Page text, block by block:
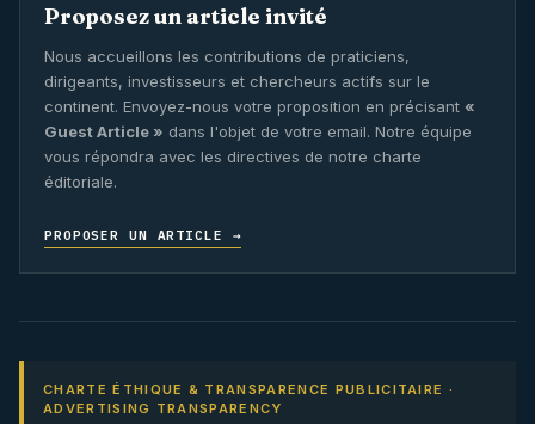
Proposez un article invité
Nous accueillons les contributions de praticiens,
dirigeants, investisseurs et chercheurs actifs sur le
continent. Envoyez-nous votre proposition en précisant «
Guest Article » dans l'objet de votre email. Notre équipe
vous répondra avec les directives de notre charte
éditoriale.
PROPOSER UN ARTICLE →
CHARTE ÉTHIQUE & TRANSPARENCE PUBLICITAIRE ·
ADVERTISING TRANSPARENCY